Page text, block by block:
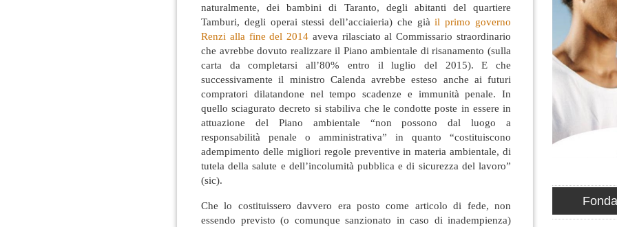
naturalmente, dei bambini di Taranto, degli abitanti del quartiere
Tamburi, degli operai stessi dell’acciaieria) che già il primo governo
Renzi alla fine del 2014 aveva rilasciato al Commissario straordinario
che avrebbe dovuto realizzare il Piano ambientale di risanamento (sulla
carta da completarsi all’80% entro il luglio del 2015). E che
successivamente il ministro Calenda avrebbe esteso anche ai futuri
compratori dilatandone nel tempo scadenze e immunità penale. In
quello sciagurato decreto si stabiliva che le condotte poste in essere in
attuazione del Piano ambientale “non possono dal luogo a
responsabilità penale o amministrativa” in quanto “costituiscono
adempimento delle migliori regole preventive in materia ambientale, di
tutela della salute e dell’incolumità pubblica e di sicurezza del lavoro”
(sic).
Che lo costituissero davvero era posto come articolo di fede, non
essendo previsto (o comunque sanzionato in caso di inadempienza)